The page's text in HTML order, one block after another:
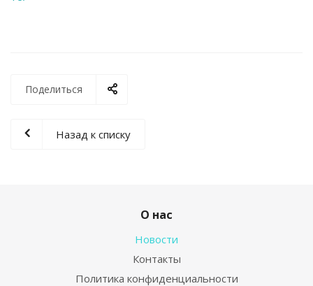
Поделиться
Назад к списку
О нас
Новости
Контакты
Политика конфиденциальности